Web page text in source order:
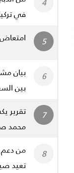
في
امتعاض
بيان
بين
تقرير
محمد
من دعم
تعيد